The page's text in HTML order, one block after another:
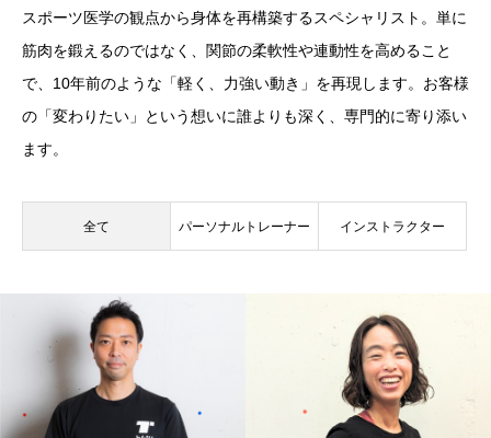
スポーツ医学の観点から身体を再構築するスペシャリスト。単に
筋肉を鍛えるのではなく、関節の柔軟性や連動性を高めること
で、10年前のような「軽く、力強い動き」を再現します。お客様
の「変わりたい」という想いに誰よりも深く、専門的に寄り添い
ます。
全て パーソナルトレーナー インストラクター